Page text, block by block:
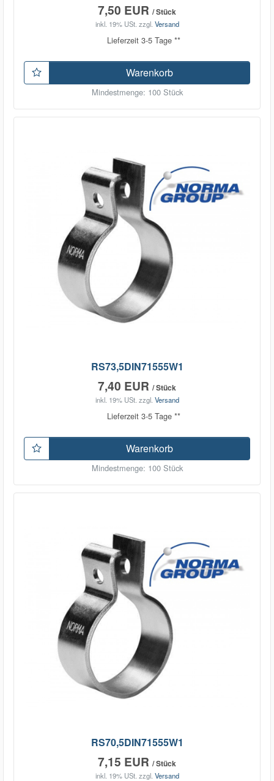
7,50 EUR / Stück
inkl. 19% USt. zzgl. Versand
Lieferzeit 3-5 Tage **
Warenkorb
Mindestmenge: 100 Stück
RS73,5DIN71555W1
7,40 EUR / Stück
inkl. 19% USt. zzgl. Versand
Lieferzeit 3-5 Tage **
Warenkorb
Mindestmenge: 100 Stück
RS70,5DIN71555W1
7,15 EUR / Stück
inkl. 19% USt. zzgl. Versand